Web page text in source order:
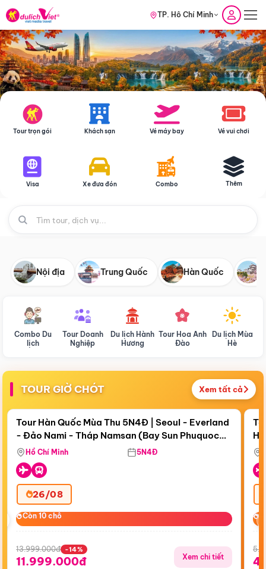
TP. Hồ Chí Minh
Tour trọn gói Khách sạn Vé máy bay Vé vui chơi
Visa Xe đưa đón Combo Thêm
Nội địa Trung Quốc Hàn Quốc
Combo Du
lịch
Tour Doanh
Nghiệp
Du lịch Hành
Hương
Tour Hoa Anh
Đào
Du lịch Mùa
Hè
TOUR GIỜ CHÓT Xem tất cả
Còn18 ngày 09:07:41
Bay Sun Phuquoc Airways
Điểm nổi bật
Tour Hàn Quốc Mùa Thu 5N4Đ | Seoul - Everland
- Đảo Nami - Tháp Namsan (Bay Sun Phuquoc
Airways)
Hồ Chí Minh 5N4Đ
26/08
Còn 10 chỗ
Còn 10 chỗ
13.999.000đ -14%
11.999.000đ Xem chi tiết